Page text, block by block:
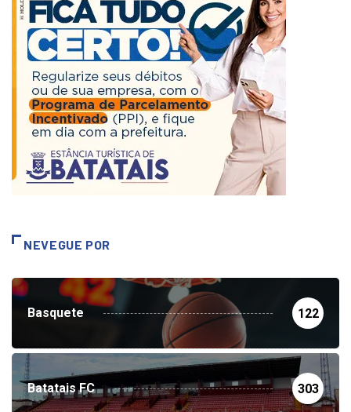
NEVEGUE POR
Basquete 122
Batatais FC 303